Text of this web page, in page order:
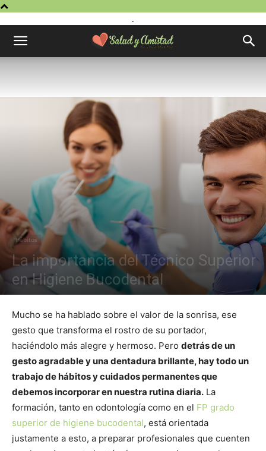
.
Hábitos
La importancia del Técnico Superior
en Higiene Bucodental
Mucho se ha hablado sobre el valor de la sonrisa, ese
gesto que transforma el rostro de su portador,
haciéndolo más alegre y hermoso. Pero detrás de un
gesto agradable y una dentadura brillante, hay todo un
trabajo de hábitos y cuidados permanentes que
debemos incorporar en nuestra rutina diaria. La
formación, tanto en odontología como en el FP grado
superior de higiene bucodental, está orientada
justamente a esto, a preparar profesionales que cuenten